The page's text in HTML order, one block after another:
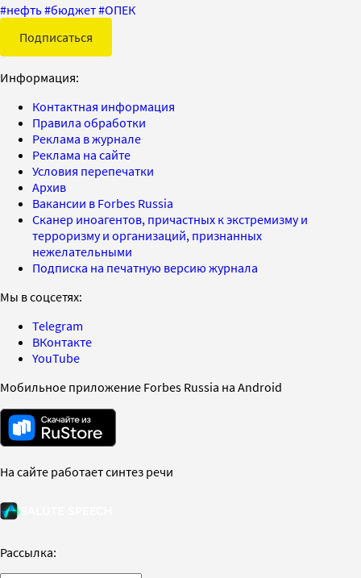
#нефть#бюджет#ОПЕК
Подписаться
Информация:
Контактная информация
Правила обработки
Реклама в журнале
Реклама на сайте
Условия перепечатки
Архив
Вакансии в Forbes Russia
Сканер иноагентов, причастных к экстремизму и
терроризму и организаций, признанных
нежелательными
Подписка на печатную версию журнала
Мы в соцсетях:
Telegram
ВКонтакте
YouTube
Мобильное приложение Forbes Russia на Android
На сайте работает синтез речи
Рассылка: